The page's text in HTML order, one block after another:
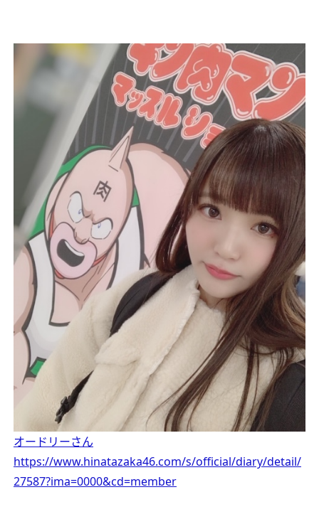
オードリーさん
https://www.hinatazaka46.com/s/official/diary/detail/
27587?ima=0000&cd=member